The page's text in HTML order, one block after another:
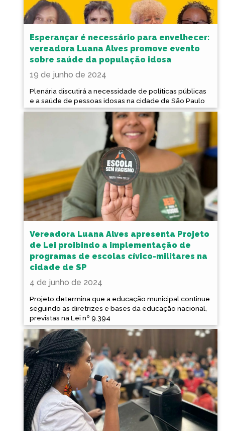
Esperançar é necessário para envelhecer:
vereadora Luana Alves promove evento
sobre saúde da população idosa
19 de junho de 2024
Plenária discutirá a necessidade de políticas públicas
e a saúde de pessoas idosas na cidade de São Paulo
Vereadora Luana Alves apresenta Projeto
de Lei proibindo a implementação de
programas de escolas cívico-militares na
cidade de SP
4 de junho de 2024
Projeto determina que a educação municipal continue
seguindo as diretrizes e bases da educação nacional,
previstas na Lei nº 9.394